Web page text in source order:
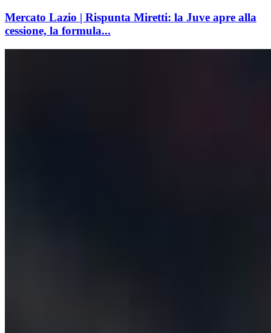
Mercato Lazio | Rispunta Miretti: la Juve apre alla
cessione, la formula...